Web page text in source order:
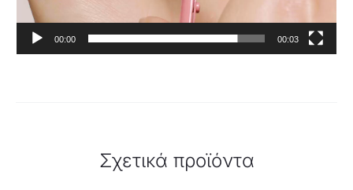
00:00 00:03
Σχετικά προϊόντα